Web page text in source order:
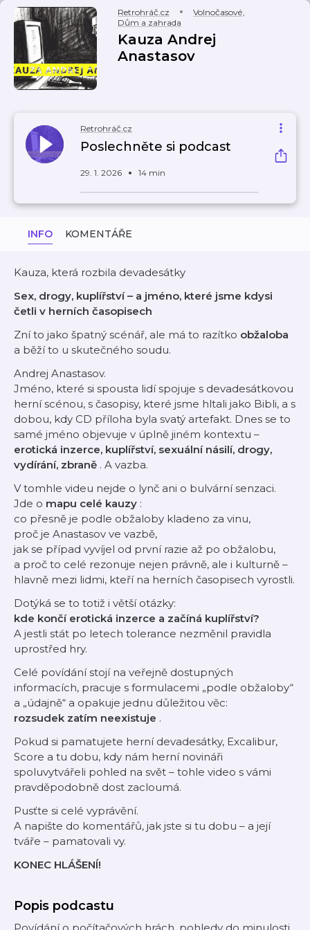
Retrohráč.cz Volnočasové,
Dům a zahrada
Kauza Andrej
Anastasov
Retrohráč.cz
Poslechněte si podcast
29. 1. 2026 14 min
INFO KOMENTÁŘE
Kauza, která rozbila devadesátky
Sex, drogy, kuplířství – a jméno, které jsme kdysi
četli v herních časopisech
Zní to jako špatný scénář, ale má to razítko obžaloba
a běží to u skutečného soudu.
Andrej Anastasov.
Jméno, které si spousta lidí spojuje s devadesátkovou
herní scénou, s časopisy, které jsme hltali jako Bibli, a s
dobou, kdy CD příloha byla svatý artefakt. Dnes se to
samé jméno objevuje v úplně jiném kontextu –
erotická inzerce, kuplířství, sexuální násilí, drogy,
vydírání, zbraně . A vazba.
V tomhle videu nejde o lynč ani o bulvární senzaci.
Jde o mapu celé kauzy :
co přesně je podle obžaloby kladeno za vinu,
proč je Anastasov ve vazbě,
jak se případ vyvíjel od první razie až po obžalobu,
a proč to celé rezonuje nejen právně, ale i kulturně –
hlavně mezi lidmi, kteří na herních časopisech vyrostli.
Dotýká se to totiž i větší otázky:
kde končí erotická inzerce a začíná kuplířství?
A jestli stát po letech tolerance nezměnil pravidla
uprostřed hry.
Celé povídání stojí na veřejně dostupných
informacích, pracuje s formulacemi „podle obžaloby“
a „údajně“ a opakuje jednu důležitou věc:
rozsudek zatím neexistuje .
Pokud si pamatujete herní devadesátky, Excalibur,
Score a tu dobu, kdy nám herní novináři
spoluvytvářeli pohled na svět – tohle video s vámi
pravděpodobně dost zacloumá.
Pusťte si celé vyprávění.
A napište do komentářů, jak jste si tu dobu – a její
tváře – pamatovali vy.
KONEC HLÁŠENÍ!
Popis podcastu